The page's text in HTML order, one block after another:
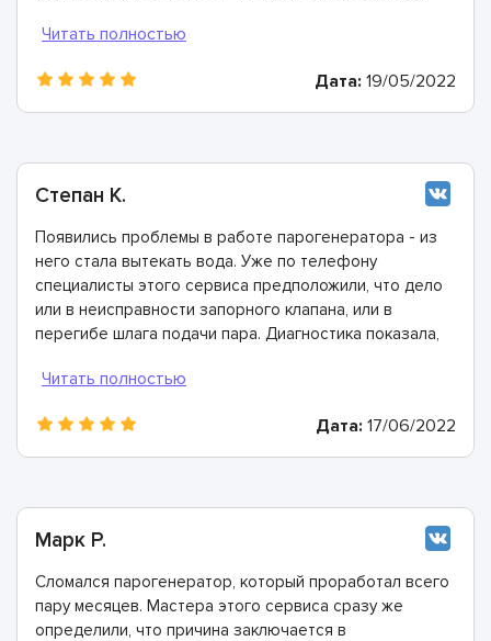
невооружённым взглядом, так как он защищён
с проблемой всего за час.
Дата: 19/05/2022
Степан К.
Появились проблемы в работе парогенератора - из
него стала вытекать вода. Уже по телефону
специалисты этого сервиса предположили, что дело
или в неисправности запорного клапана, или в
перегибе шлага подачи пара. Диагностика показала,
быстро подобрали необходимые детали, запчасти и
невероятно короткие сроки!
Дата: 17/06/2022
Марк Р.
Сломался парогенератор, который проработал всего
пару месяцев. Мастера этого сервиса сразу же
определили, что причина заключается в